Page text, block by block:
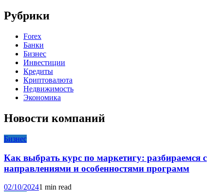
Рубрики
Forex
Банки
Бизнес
Инвестиции
Кредиты
Криптовалюта
Недвижимость
Экономика
Новости компаний
Бизнес
Как выбрать курс по маркетигу: разбираемся с
направлениями и особенностями программ
02/10/20241 min read